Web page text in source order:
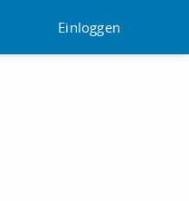
Einloggen